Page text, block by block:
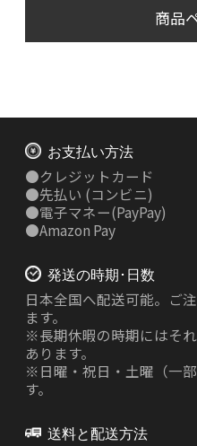
商品
お支払い方法
●クレジットカード
●先払い (コンビニ)
●電子マネー(PayPay)
●Amazon Pay
発送の時期･日数
日本全国へ配送可能。ご
ます。
※長期休暇の時期にはそ
あります。
※日曜・祝日・土曜（一
す。
送料と配送方法